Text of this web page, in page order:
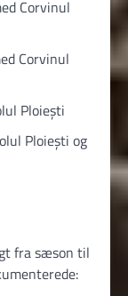
Corvinul
Corvinul
Ploiești
Ploiești og
fra sæson til